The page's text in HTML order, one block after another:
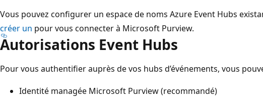
Vous pouvez configurer un espace de noms Azure Event Hubs
créer un pour vous connecter à Microsoft Purview.
Autorisations Event Hubs
Pour vous authentifier auprès de vos hubs d’événements, vous
Identité managée Microsoft Purview (recommandé)